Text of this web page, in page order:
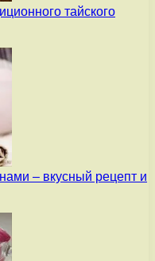
тайского
– вкусный рецепт и